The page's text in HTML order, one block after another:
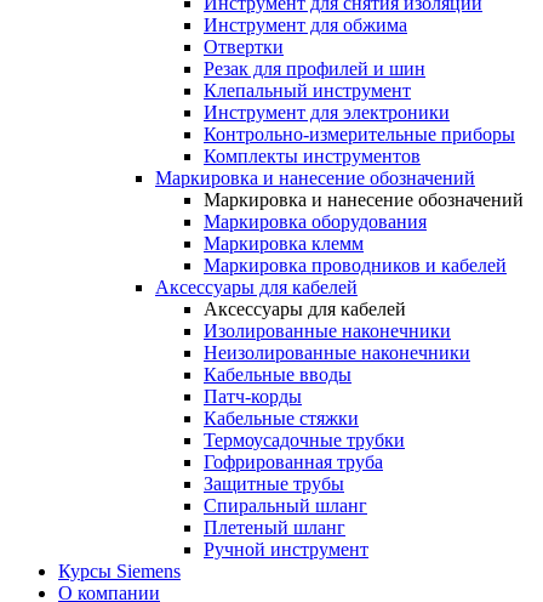
Инструмент для обжима
Отвертки
Резак для профилей и шин
Клепальный инструмент
Инструмент для электроники
Контрольно-измерительные приборы
Комплекты инструментов
Маркировка и нанесение обозначений
Маркировка и нанесение обозначений
Маркировка оборудования
Маркировка клемм
Маркировка проводников и кабелей
Аксессуары для кабелей
Аксессуары для кабелей
Изолированные наконечники
Неизолированные наконечники
Кабельные вводы
Патч-корды
Кабельные стяжки
Термоусадочные трубки
Гофрированная труба
Защитные трубы
Спиральный шланг
Плетеный шланг
Ручной инструмент
Курсы Siemens
О компании